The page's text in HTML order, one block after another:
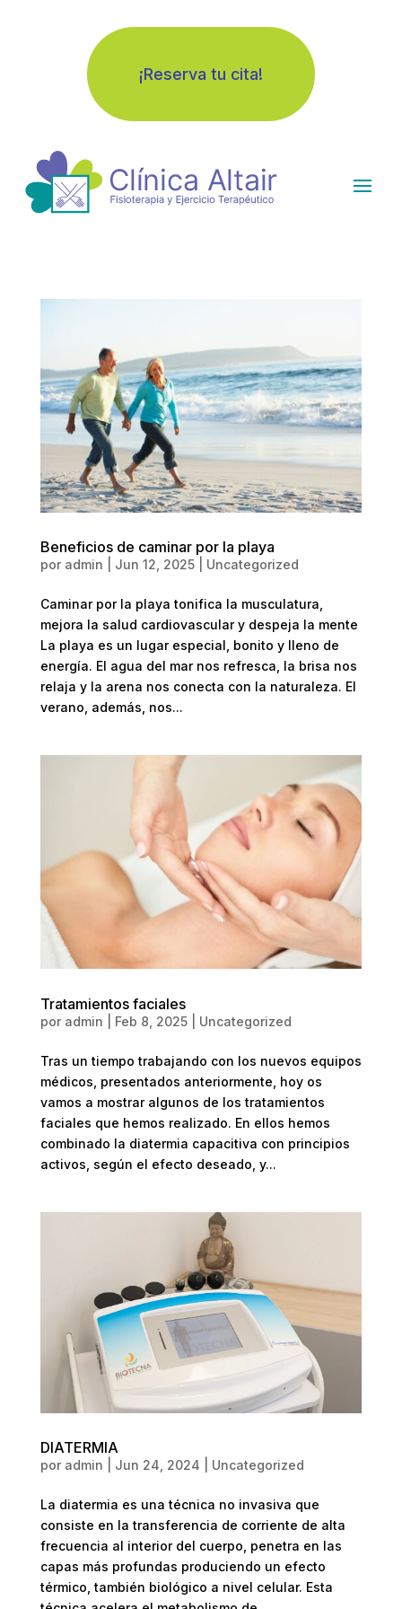
¡Reserva tu cita!
Beneficios de caminar por la playa
por admin Jun 12, 2025| Uncategorized
Caminar por la playa tonifica la musculatura,
mejora la salud cardiovascular y despeja la mente
La playa es un lugar especial, bonito y lleno de
energía. El agua del mar nos refresca, la brisa nos
relaja y la arena nos conecta con la naturaleza. El
verano, además, nos...
Tratamientos faciales
por admin Feb 8, 2025| Uncategorized
Tras un tiempo trabajando con los nuevos equipos
médicos, presentados anteriormente, hoy os
vamos a mostrar algunos de los tratamientos
faciales que hemos realizado. En ellos hemos
combinado la diatermia capacitiva con principios
activos, según el efecto deseado, y...
DIATERMIA
por admin Jun 24, 2024 Uncategorized
La diatermia es una técnica no invasiva que
consiste en la transferencia de corriente de alta
frecuencia al interior del cuerpo, penetra en las
capas más profundas produciendo un efecto
térmico, también biológico a nivel celular. Esta